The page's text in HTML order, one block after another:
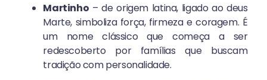
Martinho – de origem latina, ligado ao deus
Marte, simboliza força, firmeza e coragem. É
um nome clássico que começa a ser
redescoberto por famílias que buscam
tradição com personalidade.